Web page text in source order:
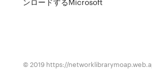
© 2019 https://